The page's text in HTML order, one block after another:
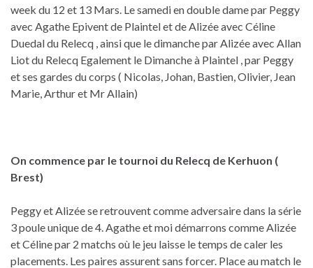
week du 12 et 13 Mars. Le samedi en double dame par Peggy
avec Agathe Epivent de Plaintel et de Alizée avec Céline
Duedal du Relecq , ainsi que le dimanche par Alizée avec Allan
Liot du Relecq Egalement le Dimanche à Plaintel , par Peggy
et ses gardes du corps ( Nicolas, Johan, Bastien, Olivier, Jean
Marie, Arthur et Mr Allain)
On commence par le tournoi du Relecq de Kerhuon (
Brest)
Peggy et Alizée se retrouvent comme adversaire dans la série
3 poule unique de 4. Agathe et moi démarrons comme Alizée
et Céline par 2 matchs où le jeu laisse le temps de caler les
placements. Les paires assurent sans forcer. Place au match le